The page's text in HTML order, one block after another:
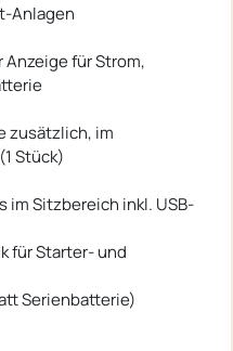
Anlagen
für Strom,
zusätzlich, im
Stück)
im Sitzbereich inkl. USB-
für Starter- und
Serienbatterie)